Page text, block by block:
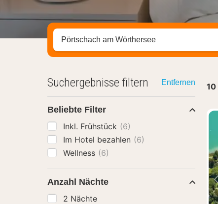
Stadt, Region oder Hotel suchen
10
Suchergebnisse filtern Entfernen
Beliebte Filter
Inkl. Frühstück (6)
Im Hotel bezahlen (6)
Wellness (6)
Anzahl Nächte
2 Nächte